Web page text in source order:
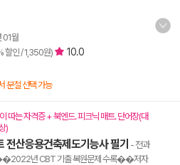
01월
할인 / 1,350원)
10.0
분철 선택 가능
따는 자격증 + 북엔드. 피크닉 매트. 단어장(대
)
산응용건축제도기능사 필기 - 전과
년 CBT 기출 복원문제 수록��저자